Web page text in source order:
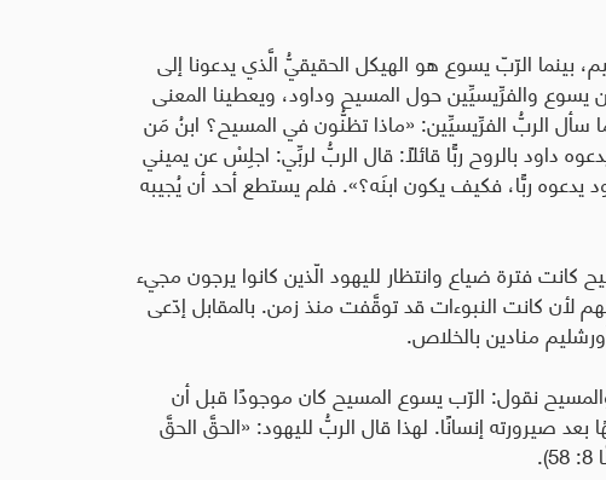
بينما الرّبّ يسوع هو الهيكل الحقيقيُّ الَّذي يدعونا إلى
يسوع والفرِّيسيِّين حول المسيح وداود، ويعطينا المعنى
سأل الربُّ الفرِّيسيِّين: «ماذا تظنُّون في المسيح؟ ابنُ مَن
داود بالروح ربًّا قائلًا: قال الربُّ لربِّي: اجلِسْ عن يميني
ربًّا، فكيف يكون ابنَه؟». فلم يستطع أحد أن يُجيبه
كانت فترة ضياع وانتظار لليهود الّذين كانوا يرجون مجيء
لأن كانت النبوءات قد توقَّفت منذ زمن. بالمقابل إدّعى
منادين بالخلاص.
نقول: الرّب يسوع المسيح كان موجودًا قبل أن
بعد صيرورته إنسانًا. لهذا قال الربُّ لليهود: «الحقَّ الحقَّ